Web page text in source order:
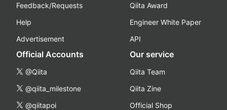
Feedback/Requests
Help
Advertisement
Qiita Award
Engineer White Paper
API
Official Accounts
@Qiita
@qiita_milestone
@qiitapoi
Our service
Qiita Team
Qiita Zine
Official Shop